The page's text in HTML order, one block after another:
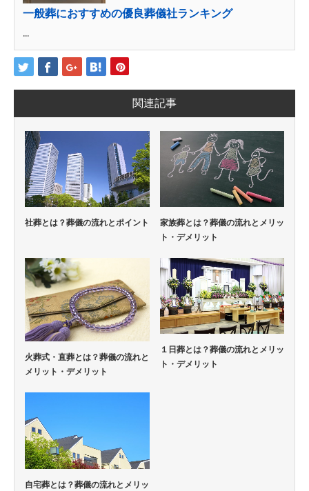
一般葬におすすめの優良葬儀社ランキング
...
関連記事
社葬とは？葬儀の流れとポイント
家族葬とは？葬儀の流れとメリッ
ト・デメリット
火葬式・直葬とは？葬儀の流れと
メリット・デメリット
１日葬とは？葬儀の流れとメリッ
ト・デメリット
自宅葬とは？葬儀の流れとメリッ